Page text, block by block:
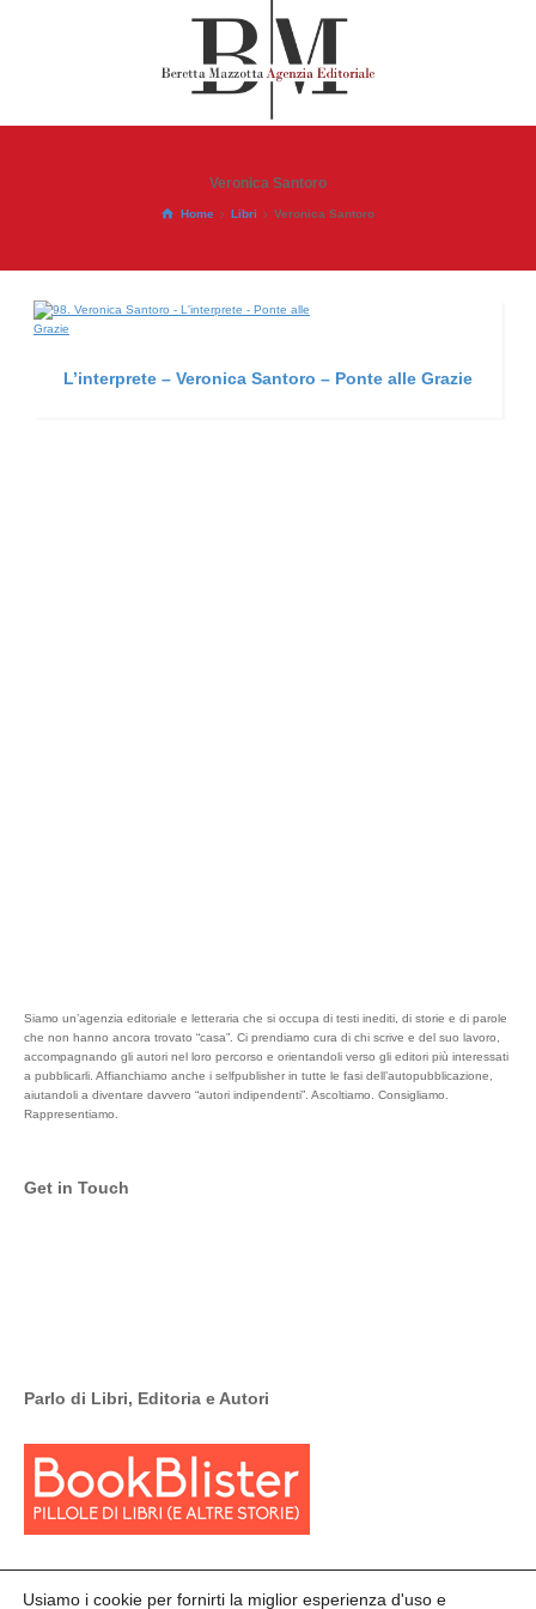
Veronica Santoro
Home Libri Veronica Santoro
L’interprete – Veronica Santoro – Ponte alle Grazie
Siamo un’agenzia editoriale e letteraria che si occupa di testi inediti, di storie e di parole
che non hanno ancora trovato “casa”. Ci prendiamo cura di chi scrive e del suo lavoro,
accompagnando gli autori nel loro percorso e orientandoli verso gli editori più interessati
a pubblicarli. Affianchiamo anche i selfpublisher in tutte le fasi dell’autopubblicazione,
aiutandoli a diventare davvero “autori indipendenti”. Ascoltiamo. Consigliamo.
Rappresentiamo.
Get in Touch
Parlo di Libri, Editoria e Autori
Usiamo i cookie per fornirti la miglior esperienza d'uso e